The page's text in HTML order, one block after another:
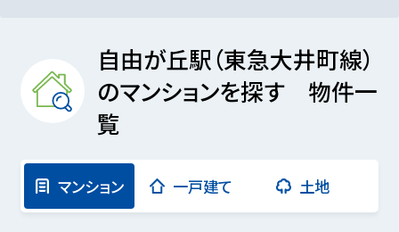
自由が丘駅（東急大井町線）
のマンションを探す 物件一
覧
マンション 一戸建て 土地